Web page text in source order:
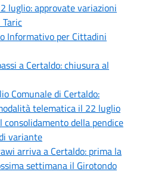
luglio: approvate variazioni
Informativo per Cittadini
a Certaldo: chiusura al
Comunale di Certaldo:
telematica il 22 luglio
della pendice
variante
arriva a Certaldo: prima la
settimana il Girotondo